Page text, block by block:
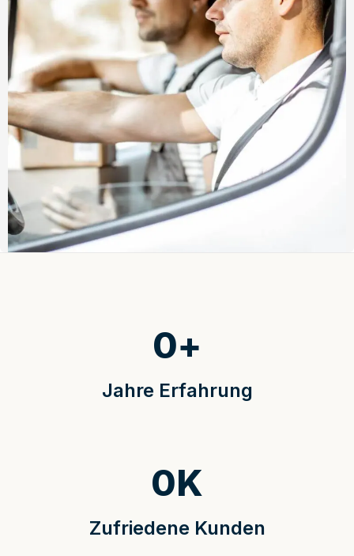
Jahre Erfahrung
0+
Zufriedene Kunden
0K